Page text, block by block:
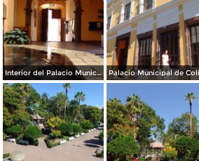
Interior del Palacio Municipal de Colima